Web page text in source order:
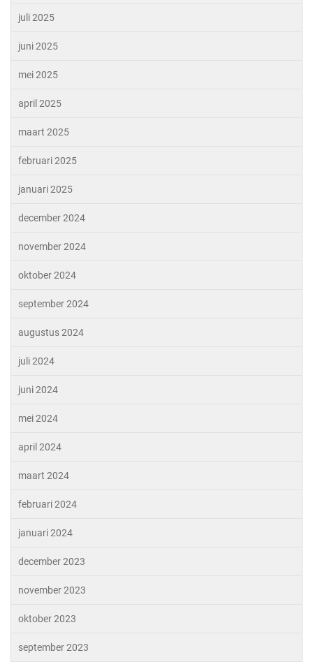
juli 2025
juni 2025
mei 2025
april 2025
maart 2025
februari 2025
januari 2025
december 2024
november 2024
oktober 2024
september 2024
augustus 2024
juli 2024
juni 2024
mei 2024
april 2024
maart 2024
februari 2024
januari 2024
december 2023
november 2023
oktober 2023
september 2023